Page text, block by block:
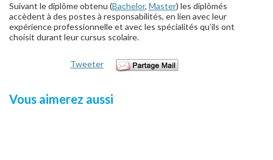
Suivant le diplôme obtenu (Bachelor, Master) les diplômés
accèdent à des postes à responsabilités, en lien avec leur
expérience professionnelle et avec les spécialités qu’ils ont
choisit durant leur cursus scolaire.
Tweeter
Vous aimerez aussi